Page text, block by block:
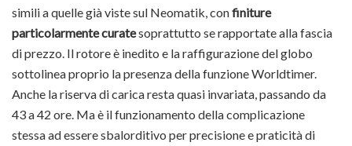
simili a quelle già viste sul Neomatik, confiniture
particolarmente curatesoprattutto se rapportate alla fascia
di prezzo. Il rotore è inedito e la raffigurazione del globo
sottolinea proprio la presenza della funzione Worldtimer.
Anche la riserva di carica resta quasi invariata, passando da
43 a 42 ore. Ma è il funzionamento della complicazione
stessa ad essere sbalorditivo per precisione e praticità di